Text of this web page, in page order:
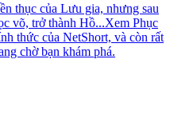
thục của Lưu gia, nhưng sau
võ, trở thành Hồ...Xem Phục
thức của NetShort, và còn rất
chờ bạn khám phá.